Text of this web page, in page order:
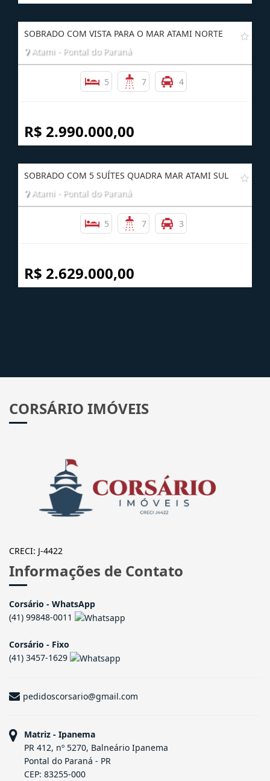
SOBRADO COM VISTA PARA O MAR ATAMI NORTE
Atami - Pontal do Paraná
5 7 4
R$ 2.990.000,00
SOBRADO COM 5 SUÍTES QUADRA MAR ATAMI SUL
Atami - Pontal do Paraná
5 7 3
R$ 2.629.000,00
CORSÁRIO IMÓVEIS
CRECI: J-4422
Informações de Contato
Corsário - WhatsApp
(41) 99848-0011
Corsário - Fixo
(41) 3457-1629
pedidoscorsario@gmail.com
Matriz - Ipanema
PR 412, nº 5270, Balneário Ipanema
Pontal do Paraná - PR
CEP: 83255-000